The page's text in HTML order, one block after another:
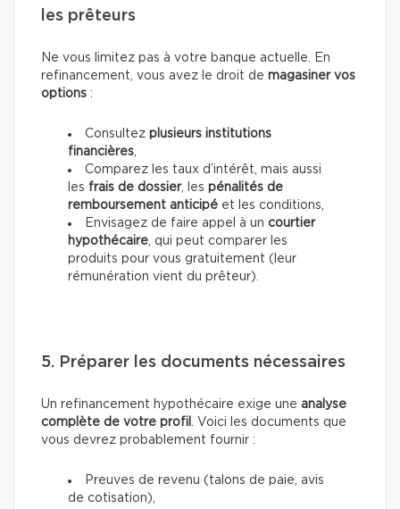
les prêteurs
Ne vous limitez pas à votre banque actuelle. En
refinancement, vous avez le droit de magasiner vos
options :
Consultez plusieurs institutions
financières,
Comparez les taux d’intérêt, mais aussi
les frais de dossier, les pénalités de
remboursement anticipé et les conditions,
Envisagez de faire appel à un courtier
hypothécaire, qui peut comparer les
produits pour vous gratuitement (leur
rémunération vient du prêteur).
5. Préparer les documents nécessaires
Un refinancement hypothécaire exige une analyse
complète de votre profil . Voici les documents que
vous devrez probablement fournir :
Preuves de revenu (talons de paie, avis
de cotisation),